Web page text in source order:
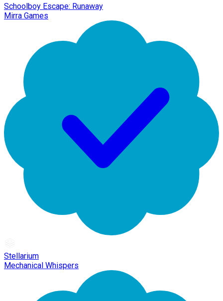
Schoolboy Escape: Runaway
Mirra Games
Stellarium
Mechanical Whispers